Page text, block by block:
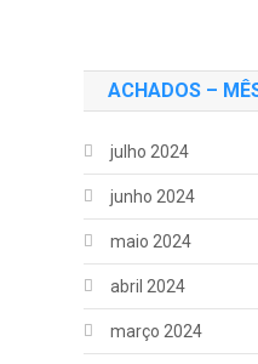
ACHADOS –
julho 2024
junho 2024
maio 2024
abril 2024
março 2024